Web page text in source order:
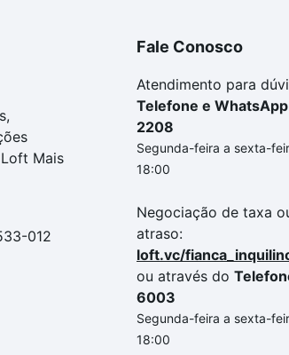
Mais
012
Fale Conosco
Atendimento para
Telefone e
2208
Segunda-feira a sexta-
18:00
Negociação de taxa
atraso:
loft.vc/
ou através do
6003
Segunda-feira a sexta-
18:00